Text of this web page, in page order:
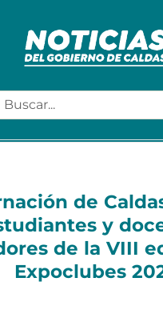
de
y
de la VIII
Expoclubes